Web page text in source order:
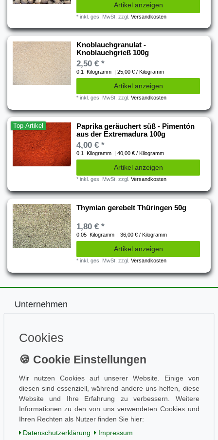
Artikel anzeigen
*inkl. ges. MwSt. zzgl.Versandkosten
Knoblauchgranulat -
Knoblauchgrieß 100g
2,50 € *
0.1 Kilogramm | 25,00 € / Kilogramm
Artikel anzeigen
*inkl. ges. MwSt. zzgl.Versandkosten
Top-Artikel
Paprika geräuchert süß - Pimentón
aus der Extremadura 100g
4,00 € *
0.1 Kilogramm | 40,00 € / Kilogramm
Artikel anzeigen
*inkl. ges. MwSt. zzgl.Versandkosten
Thymian gerebelt Thüringen 50g
1,80 € *
0.05 Kilogramm | 36,00 € / Kilogramm
Artikel anzeigen
*inkl. ges. MwSt. zzgl.Versandkosten
Unternehmen
Datenschutz
Information
Aktuelles
Folge uns
Einkaufen
Cookies
Wir nutzen Cookies auf unserer Website. Einige von
diesen sind essenziell, während andere uns helfen, diese
Website und Ihre Erfahrung zu verbessern. Weitere
Informationen zu den von uns verwendeten Cookies und
Ihren Rechten als Nutzer finden Sie hier:
Daten­schutz­erklärung
Impressum